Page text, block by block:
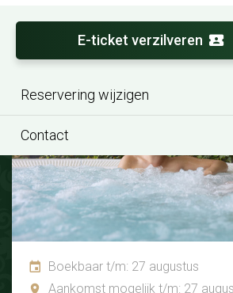
E-ticket verzilveren
Reservering wijzigen
Contact
Zomeractie
Boekbaar t/m: 27 augustus
Aankomst mogelijk t/m: 27